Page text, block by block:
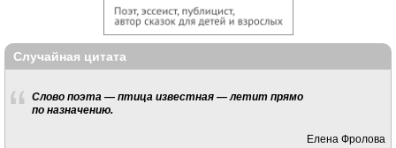
Случайная цитата
Слово поэта — птица известная — летит прямо
по назначению.
Елена Фролова